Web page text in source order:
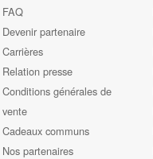
FAQ
Devenir partenaire
Carrières
Relation presse
Conditions générales de
vente
Cadeaux communs
Nos partenaires